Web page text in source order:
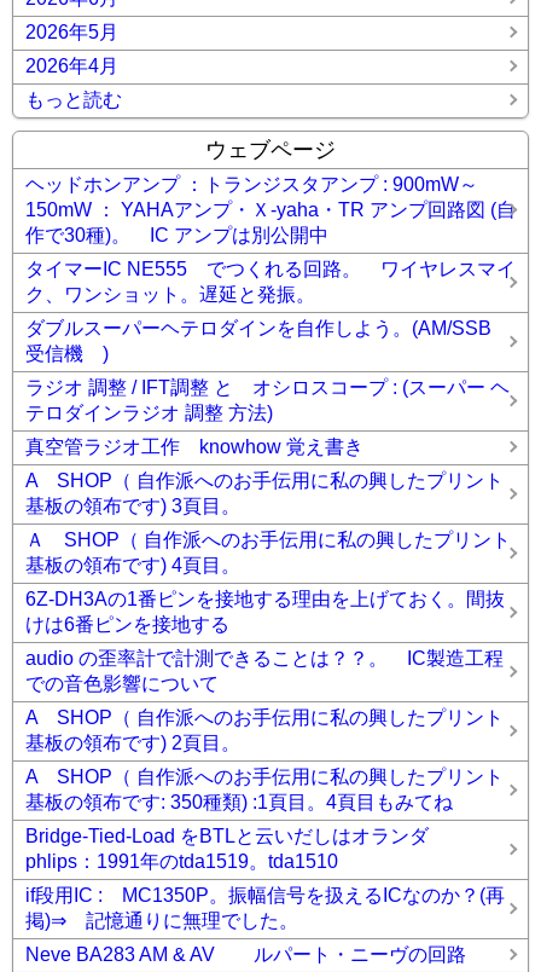
2026年5月
2026年4月
もっと読む
ウェブページ
ヘッドホンアンプ ：トランジスタアンプ : 900mW～
150mW ： YAHAアンプ・Ｘ-yaha・TR アンプ回路図 (自
作で30種)。 IC アンプは別公開中
タイマーIC NE555 でつくれる回路。 ワイヤレスマイ
ク、ワンショット。遅延と発振。
ダブルスーパーヘテロダインを自作しよう。(AM/SSB
受信機 )
ラジオ 調整 / IFT調整 と オシロスコープ : (スーパー ヘ
テロダインラジオ 調整 方法)
真空管ラジオ工作 knowhow 覚え書き
A SHOP（ 自作派へのお手伝用に私の興したプリント
基板の領布です) 3頁目。
Ａ SHOP（ 自作派へのお手伝用に私の興したプリント
基板の領布です) 4頁目。
6Z-DH3Aの1番ピンを接地する理由を上げておく。間抜
けは6番ピンを接地する
audio の歪率計で計測できることは？？。 IC製造工程
での音色影響について
A SHOP（ 自作派へのお手伝用に私の興したプリント
基板の領布です) 2頁目。
A SHOP（ 自作派へのお手伝用に私の興したプリント
基板の領布です: 350種類) :1頁目。4頁目もみてね
Bridge-Tied-Load をBTLと云いだしはオランダ
phlips：1991年のtda1519。tda1510
if段用IC : MC1350P。振幅信号を扱えるICなのか？(再
掲)⇒ 記憶通りに無理でした。
Neve BA283 AM & AV ルパート・ニーヴの回路